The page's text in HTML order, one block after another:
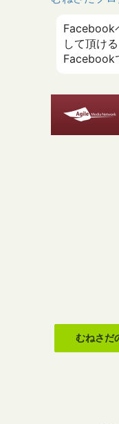
Facebook
して頂け
Facebook
むねさだ